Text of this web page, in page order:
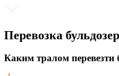
Перевозка
Каким тралом перевезти